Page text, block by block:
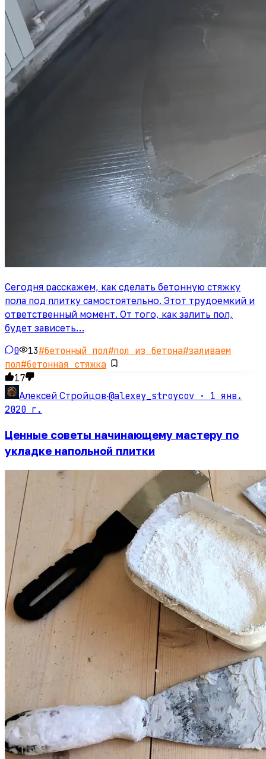
Сегодня расскажем, как сделать бетонную стяжку
пола под плитку самостоятельно. Этот трудоемкий и
ответственный момент. От того, как залить пол,
будет зависеть…
0 13#бетонный пол#пол из бетона#заливаем
пол#бетонная стяжка
17
Алексей Стройцов·@alexey_stroycov · 1 янв.
2020 г.
Ценные советы начинающему мастеру по
укладке напольной плитки